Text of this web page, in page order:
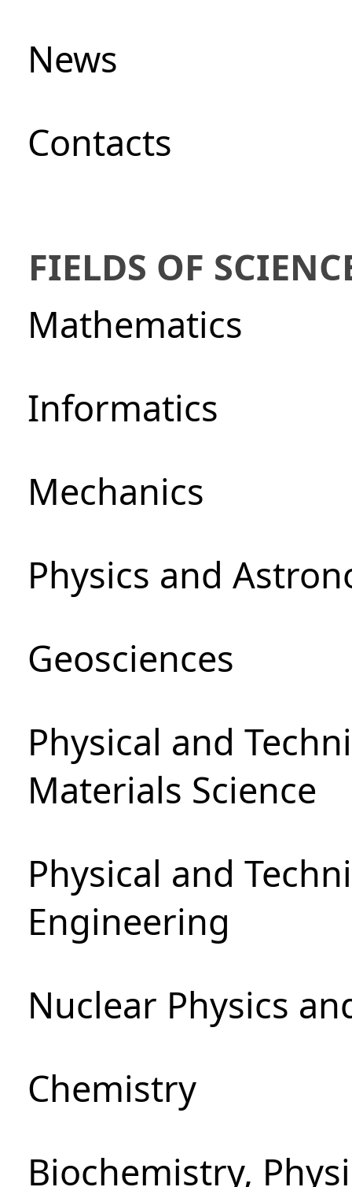
News
Сontacts
FIELDS OF
Mathematics
Informatics
Mechanics
Physics and
Geosciences
Physical and
Materials Science
Physical and
Engineering
Nuclear Physics
Chemistry
Biochemistry,